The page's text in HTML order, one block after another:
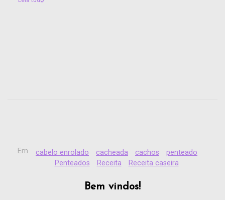
Em cabelo enrolado cacheada cachos
penteado
Penteados
Receita Receita caseira
Bem vindos!